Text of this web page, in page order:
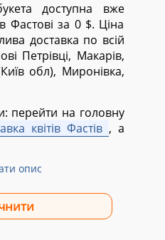
доступна вже
Фастові за 0 $. Ціна
доставка по всій
Петрівці, Макарів,
обл), Миронівка,
перейти на головну
квітів Фастів , а
опис